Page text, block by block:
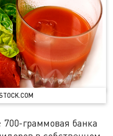
700-граммовая банка